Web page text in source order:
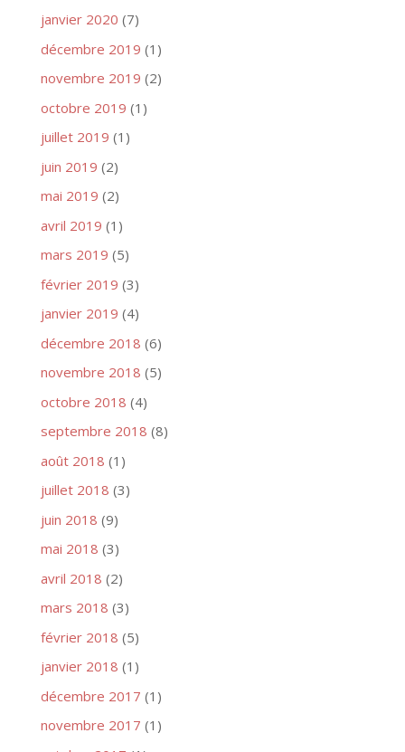
janvier 2020 (7)
décembre 2019 (1)
novembre 2019 (2)
octobre 2019 (1)
juillet 2019 (1)
juin 2019 (2)
mai 2019 (2)
avril 2019 (1)
mars 2019 (5)
février 2019 (3)
janvier 2019 (4)
décembre 2018 (6)
novembre 2018 (5)
octobre 2018 (4)
septembre 2018 (8)
août 2018 (1)
juillet 2018 (3)
juin 2018 (9)
mai 2018 (3)
avril 2018 (2)
mars 2018 (3)
février 2018 (5)
janvier 2018 (1)
décembre 2017 (1)
novembre 2017 (1)